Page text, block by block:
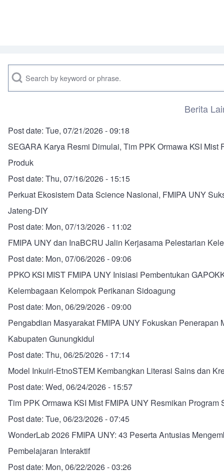
Search
Berita
Post date: Tue, 07/21/2026 - 09:18
SEGARA Karya Resmi Dimulai, Tim PPK Ormawa KSI
Produk
Post date: Thu, 07/16/2026 - 15:15
Perkuat Ekosistem Data Science Nasional, FMIPA UNY
Jateng-DIY
Post date: Mon, 07/13/2026 - 11:02
FMIPA UNY dan InaBCRU Jalin Kerjasama Pelestarian
Post date: Mon, 07/06/2026 - 09:06
PPKO KSI MIST FMIPA UNY Inisiasi Pembentukan
Kelembagaan Kelompok Perikanan Sidoagung
Post date: Mon, 06/29/2026 - 09:00
Pengabdian Masyarakat FMIPA UNY Fokuskan
Kabupaten Gunungkidul
Post date: Thu, 06/25/2026 - 17:14
Model Inkuiri-EtnoSTEM Kembangkan Literasi Sains dan
Post date: Wed, 06/24/2026 - 15:57
Tim PPK Ormawa KSI Mist FMIPA UNY Resmikan
Post date: Tue, 06/23/2026 - 07:45
WonderLab 2026 FMIPA UNY: 43 Peserta Antusias
Pembelajaran Interaktif
Post date: Mon, 06/22/2026 - 03:26